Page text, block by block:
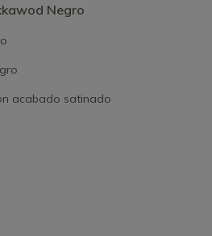
Negro
acabado satinado